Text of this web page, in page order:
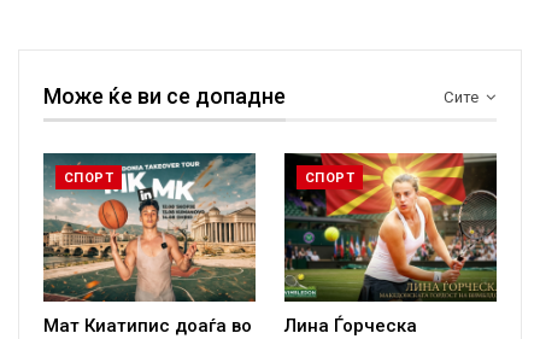
Сите
Може ќе ви се допадне
СПОРТ
Мат Киатипис доаѓа во
СПОРТ
Лина Ѓорческа